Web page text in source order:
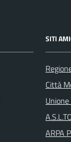
SITI
Città
ARPA